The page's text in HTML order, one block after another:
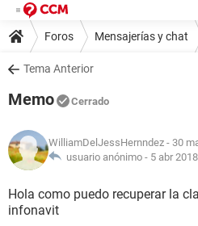
Foros Mensajerías y chat
Tema Anterior
Memo Cerrado
WilliamDelJessHernndez - 30
usuario anónimo - 5 abr
Hola como puedo recuperar la
infonavit